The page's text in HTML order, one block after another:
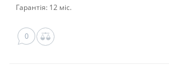
Гарантія: 12 міс.
0